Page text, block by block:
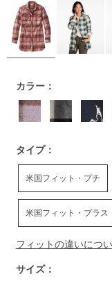
https://
カラー：
タイプ：
米国フィット・プチ
米国フィット・プラス
フィットの違いにつ
サイズ：